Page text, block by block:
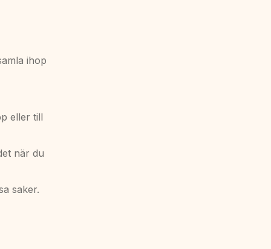
ihop
eller till
när du
saker.